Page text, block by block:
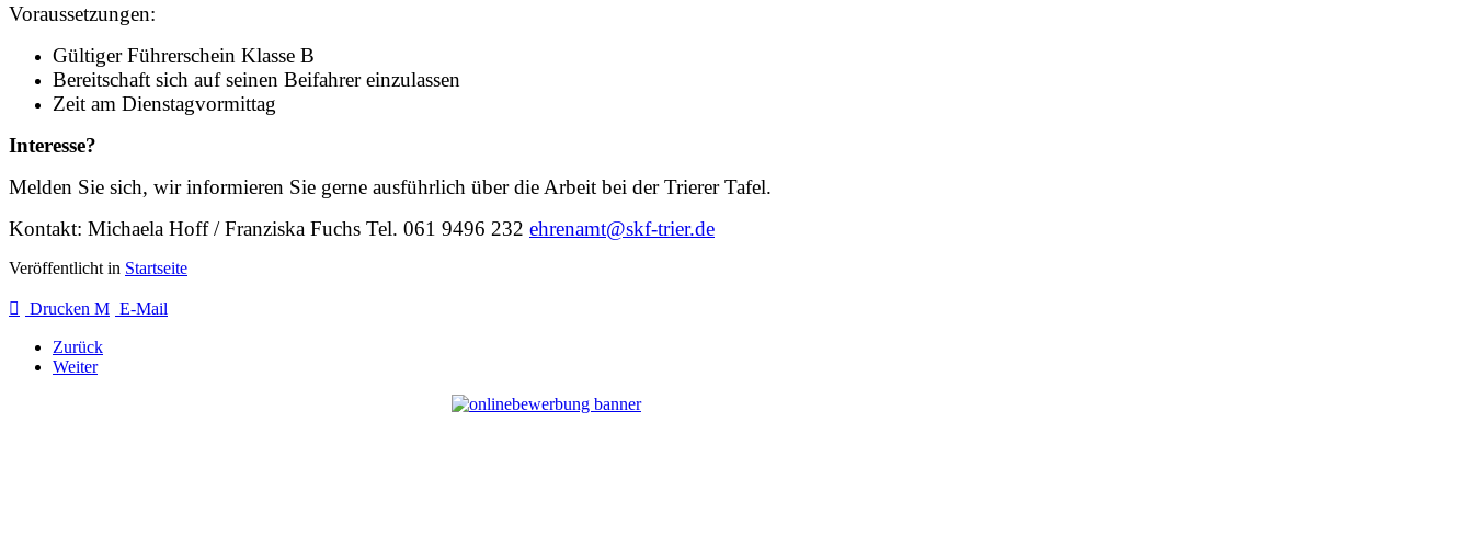
Voraussetzungen:
Gültiger Führerschein Klasse B
Bereitschaft sich auf seinen Beifahrer einzulassen
Zeit am Dienstagvormittag
Interesse?
Melden Sie sich, wir informieren Sie gerne ausführlich über die Arbeit bei der Trierer Tafel.
Kontakt: Michaela Hoff / Franziska Fuchs Tel. 061 9496 232 ehrenamt@skf-trier.de
Veröffentlicht in Startseite
Drucken E-Mail
Zurück
Weiter